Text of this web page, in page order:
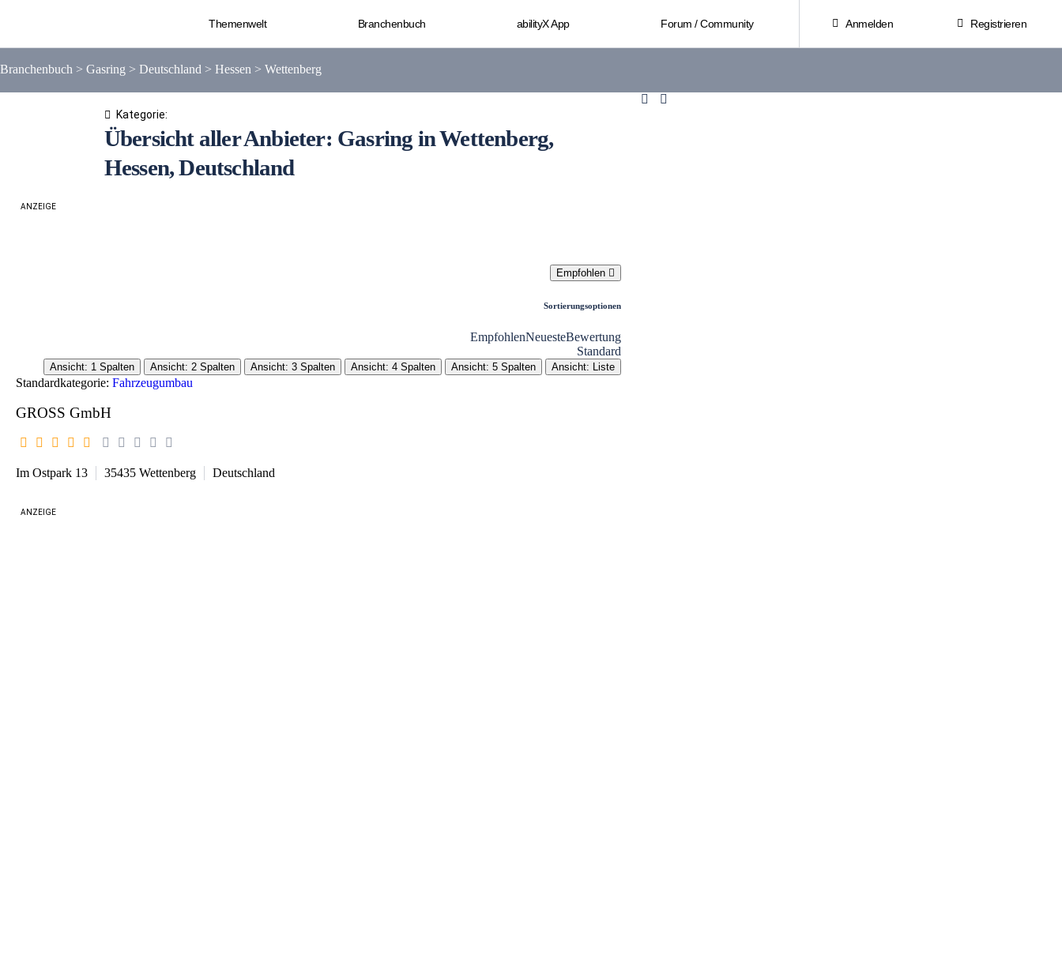
Themenwelt Branchenbuch abilityX App Forum / Community Anmelden Registrieren
Branchenbuch > Gasring > Deutschland > Hessen > Wettenberg
Kategorie:
Übersicht aller Anbieter: Gasring in Wettenberg,
Hessen, Deutschland
ANZEIGE
Empfohlen
Sortierungsoptionen
EmpfohlenNeuesteBewertung
Standard
Ansicht: 1 Spalten Ansicht: 2 Spalten Ansicht: 3 Spalten Ansicht: 4 Spalten Ansicht: 5 Spalten Ansicht: Liste
Standardkategorie: Fahrzeugumbau
GROSS GmbH
Im Ostpark 13 35435 Wettenberg Deutschland
ANZEIGE